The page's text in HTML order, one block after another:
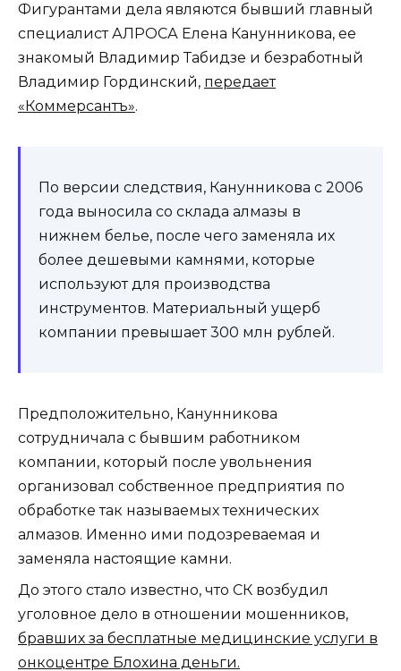
Фигурантами дела являются бывший главный
специалист АЛРОСА Елена Канунникова, ее
знакомый Владимир Табидзе и безработный
Владимир Гординский, передает
«Коммерсантъ».
По версии следствия, Канунникова с 2006
года выносила со склада алмазы в
нижнем белье, после чего заменяла их
более дешевыми камнями, которые
используют для производства
инструментов. Материальный ущерб
компании превышает 300 млн рублей.
Предположительно, Канунникова
сотрудничала с бывшим работником
компании, который после увольнения
организовал собственное предприятия по
обработке так называемых технических
алмазов. Именно ими подозреваемая и
заменяла настоящие камни.
До этого стало известно, что СК возбудил
уголовное дело в отношении мошенников,
бравших за бесплатные медицинские услуги в
онкоцентре Блохина деньги.